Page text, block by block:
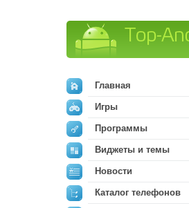
Главная
Игры
Программы
Виджеты и темы
Новости
Каталог телефонов